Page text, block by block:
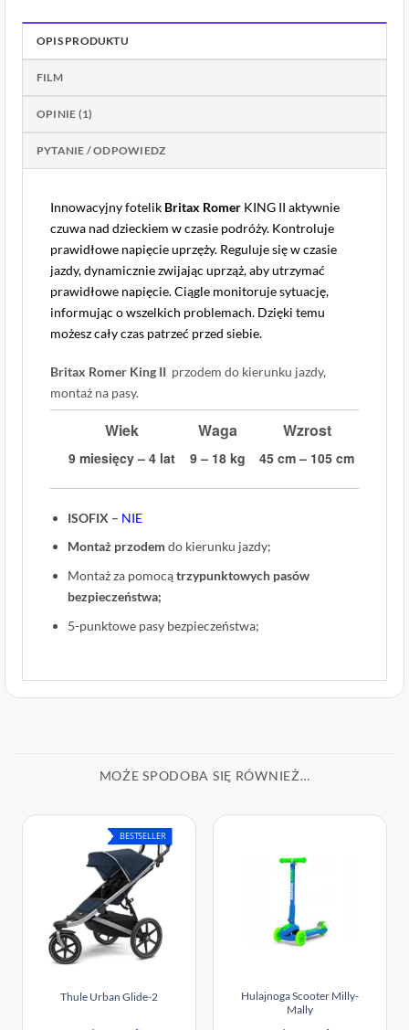
OPIS PRODUKTU
FILM
OPINIE (1)
PYTANIE / ODPOWIEDZ
Innowacyjny fotelik Britax Romer KING II aktywnie
czuwa nad dzieckiem w czasie podróży. Kontroluje
prawidłowe napięcie uprzęży. Reguluje się w czasie
jazdy, dynamicznie zwijając uprząż, aby utrzymać
prawidłowe napięcie. Ciągle monitoruje sytuację,
informując o wszelkich problemach. Dzięki temu
możesz cały czas patrzeć przed siebie.
Britax Romer King II przodem do kierunku jazdy,
montaż na pasy.
Wiek
9 miesięcy – 4 lat
Waga
9 – 18 kg
Wzrost
45 cm – 105 cm
ISOFIX – NIE
Montaż przodem do kierunku jazdy;
Montaż za pomocątrzypunktowych pasów
bezpieczeństwa;
5-punktowe pasy bezpieczeństwa;
MOŻE SPODOBA SIĘ RÓWNIEŻ…
BESTSELLER
Thule Urban Glide-2
Hulajnoga Scooter Milly-
Mally